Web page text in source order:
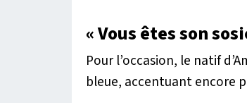
« Vous êtes son
Pour l’occasion, le natif
bleue, accentuant encore